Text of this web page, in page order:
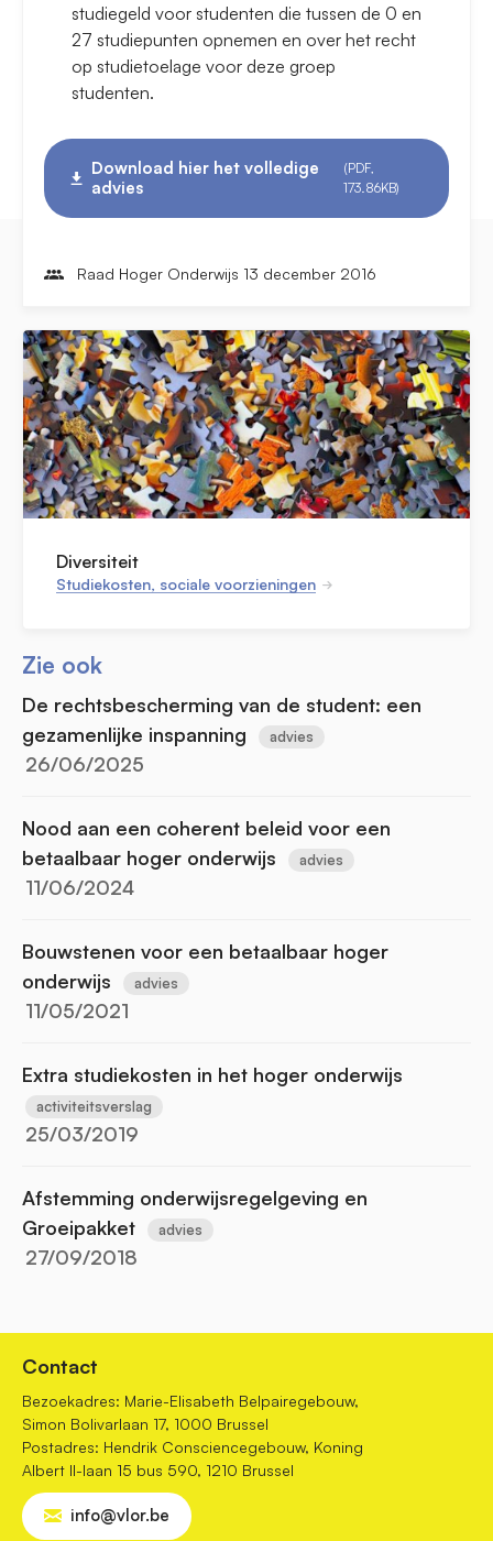
studiegeld voor studenten die tussen de 0 en
27 studiepunten opnemen en over het recht
op studietoelage voor deze groep
studenten.
Download hier het volledige
advies
(PDF,
173.86KB)
Raad Hoger Onderwijs 13 december 2016
Diversiteit
Studiekosten, sociale voorzieningen
Zie ook
De rechtsbescherming van de student: een
gezamenlijke inspanning
advies
26/06/2025
Nood aan een coherent beleid voor een
betaalbaar hoger onderwijs
advies
11/06/2024
Bouwstenen voor een betaalbaar hoger
onderwijs
advies
11/05/2021
Extra studiekosten in het hoger onderwijs
activiteitsverslag
25/03/2019
Afstemming onderwijsregelgeving en
Groeipakket
advies
27/09/2018
Contact
Bezoekadres: Marie-Elisabeth Belpairegebouw,
Simon Bolivarlaan 17, 1000 Brussel
Postadres: Hendrik Consciencegebouw, Koning
Albert II-laan 15 bus 590, 1210 Brussel
info@vlor.be